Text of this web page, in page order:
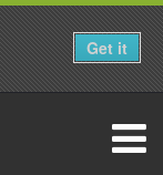
Get it